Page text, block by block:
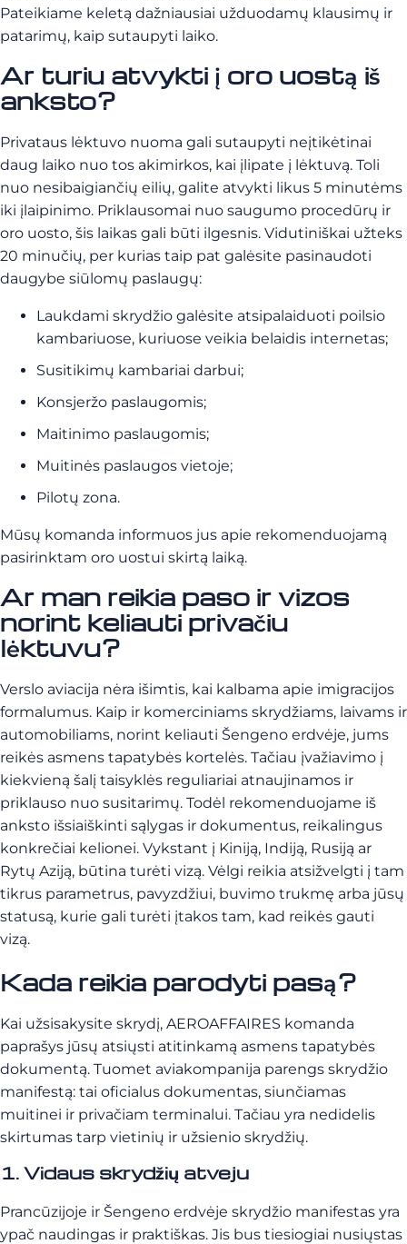
Pateikiame keletą dažniausiai užduodamų klausimų ir
patarimų, kaip sutaupyti laiko.
Ar turiu atvykti į oro uostą iš
anksto?
Privataus lėktuvo nuoma gali sutaupyti neįtikėtinai
daug laiko nuo tos akimirkos, kai įlipate į lėktuvą. Toli
nuo nesibaigiančių eilių, galite atvykti likus 5 minutėms
iki įlaipinimo. Priklausomai nuo saugumo procedūrų ir
oro uosto, šis laikas gali būti ilgesnis. Vidutiniškai užteks
20 minučių, per kurias taip pat galėsite pasinaudoti
daugybe siūlomų paslaugų:
Laukdami skrydžio galėsite atsipalaiduoti poilsio
kambariuose, kuriuose veikia belaidis internetas;
Susitikimų kambariai darbui;
Konsjeržo paslaugomis;
Maitinimo paslaugomis;
Muitinės paslaugos vietoje;
Pilotų zona.
Mūsų komanda informuos jus apie rekomenduojamą
pasirinktam oro uostui skirtą laiką.
Ar man reikia paso ir vizos
norint keliauti privačiu
lėktuvu?
Verslo aviacija nėra išimtis, kai kalbama apie imigracijos
formalumus. Kaip ir komerciniams skrydžiams, laivams ir
automobiliams, norint keliauti Šengeno erdvėje, jums
reikės asmens tapatybės kortelės. Tačiau įvažiavimo į
kiekvieną šalį taisyklės reguliariai atnaujinamos ir
priklauso nuo susitarimų. Todėl rekomenduojame iš
anksto išsiaiškinti sąlygas ir dokumentus, reikalingus
konkrečiai kelionei. Vykstant į Kiniją, Indiją, Rusiją ar
Rytų Aziją, būtina turėti vizą. Vėlgi reikia atsižvelgti į tam
tikrus parametrus, pavyzdžiui, buvimo trukmę arba jūsų
statusą, kurie gali turėti įtakos tam, kad reikės gauti
vizą.
Kada reikia parodyti pasą?
Kai užsisakysite skrydį, AEROAFFAIRES komanda
paprašys jūsų atsiųsti atitinkamą asmens tapatybės
dokumentą. Tuomet aviakompanija parengs skrydžio
manifestą: tai oficialus dokumentas, siunčiamas
muitinei ir privačiam terminalui. Tačiau yra nedidelis
skirtumas tarp vietinių ir užsienio skrydžių.
1. Vidaus skrydžių atveju
Prancūzijoje ir Šengeno erdvėje skrydžio manifestas yra
ypač naudingas ir praktiškas. Jis bus tiesiogiai nusiųstas